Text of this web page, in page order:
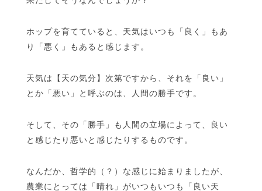
ホップを育てていると、天気はいつも「良く」もあ
り「悪く」もあると感じます。
天気は【天の気分】次第ですから、それを「良い」
とか「悪い」と呼ぶのは、人間の勝手です。
そして、その「勝手」も人間の立場によって、良い
と感じたり悪いと感じたりするものです。
なんだか、哲学的（？）な感じに始まりましたが、
農業にとっては「晴れ」がいつもいつも「良い天